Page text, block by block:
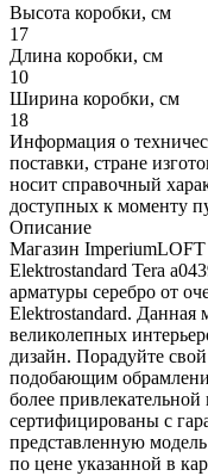
Высота коробки, см
17
Длина коробки, см
10
Ширина коробки, см
18
Информация о
поставки, стране
носит справочный
доступных к моменту
Описание
Магазин
Elektrostandard Tera
арматуры серебро от
Elektrostandard. Данная
великолепных
дизайн. Порадуйте
подобающим
более
сертифицированы с
представленную
по цене указанной в